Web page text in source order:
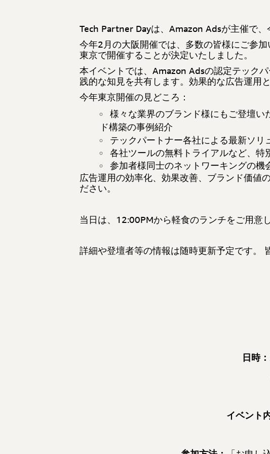
Tech Partner Dayは、Amazon Adsが主催で
今年2月の大阪開催では、多数の皆様にご参
東京で開催することが決定いたしました。
本イベントでは、Amazon Adsの認定テック
践的な知見を共有します。効果的な広告運用
今年東京開催の見どころ：
様々な業界のブランド様にもご登壇い
ド構築の事例紹介
テックパートナー各社による最新ソ
各社ツールの無料トライアルなど、特
参加者様同士のネットワーキングの機
広告運用の効率化、効果改善、ブランド価値
ださい。
当日は、12:00PMから軽食のランチをご用意
詳細や登壇者等の情報は随時更新予定です。
日時：
イベント